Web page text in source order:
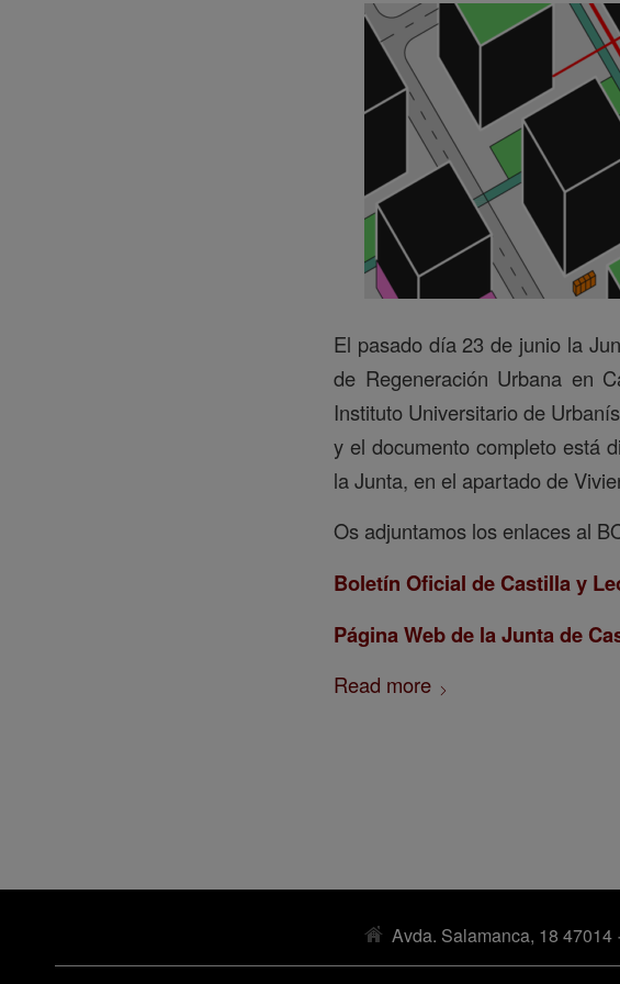
El pasado día 23 de junio la
de Regeneración Urbana en
Instituto Universitario de
y el documento completo está
la Junta, en el apartado de
Os adjuntamos los enlaces al
Boletín Oficial de Castilla y
Página Web de la Junta de
Read more
Avda. Salamanca, 18